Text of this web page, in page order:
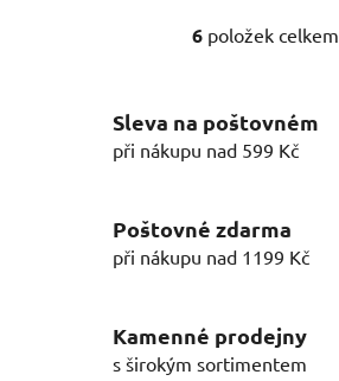
O
á
d
í
p
k
y
6 položek celkem
Sleva na poštovném
při nákupu nad 599 Kč
Poštovné zdarma
při nákupu nad 1199 Kč
Kamenné prodejny
s širokým sortimentem